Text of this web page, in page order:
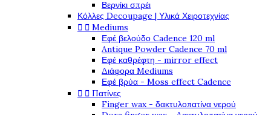
Βερνίκι σπρέι
Κόλλες Decoupage | Υλικά Χειροτεχνίας
  Mediums
Εφέ βελούδο Cadence 120 ml
Antique Powder Cadence 70 ml
Εφέ καθρέφτη - mirror effect
Διάφορα Mediums
Εφέ βρύα - Moss effect Cadence
  Πατίνες
Finger wax - δακτυλοπατίνα νερού